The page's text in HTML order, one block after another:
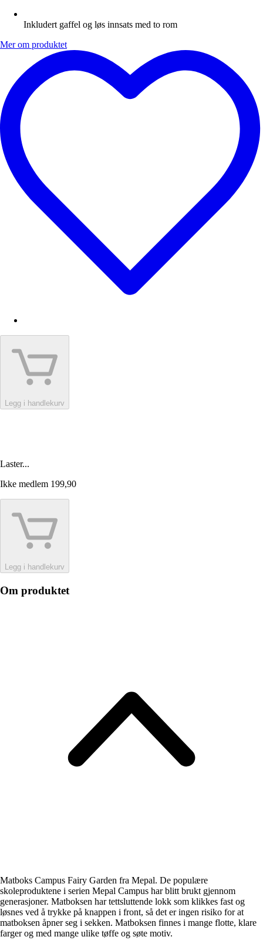
Inkludert gaffel og løs innsats med to rom
Mer om produktet
Legg i handlekurv
Laster...
Ikke medlem 199,90
Legg i handlekurv
Om produktet
Matboks Campus Fairy Garden fra Mepal. De populære
skoleproduktene i serien Mepal Campus har blitt brukt gjennom
generasjoner. Matboksen har tettsluttende lokk som klikkes fast og
løsnes ved å trykke på knappen i front, så det er ingen risiko for at
matboksen åpner seg i sekken. Matboksen finnes i mange flotte, klare
farger og med mange ulike tøffe og søte motiv.